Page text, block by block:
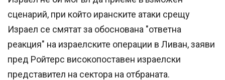
сценарий, при който иранските атаки срещу
Израел се смятат за обоснована "ответна
реакция" на израелските операции в Ливан, заяви
пред Ройтерс високопоставен израелски
представител на сектора на отбраната.